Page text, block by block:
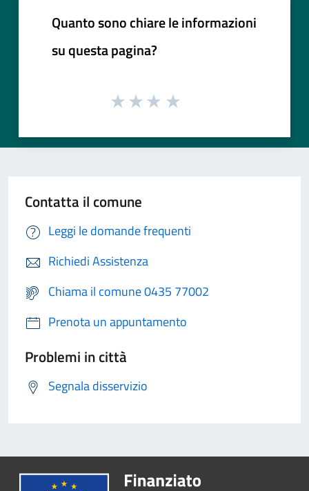
Quanto sono chiare le informazioni
su questa pagina?
Contatta il comune
Leggi le domande frequenti
Richiedi Assistenza
Chiama il comune 0435 77002
Prenota un appuntamento
Problemi in città
Segnala disservizio